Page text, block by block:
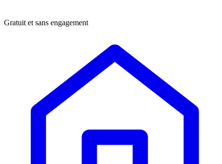
Gratuit et sans engagement